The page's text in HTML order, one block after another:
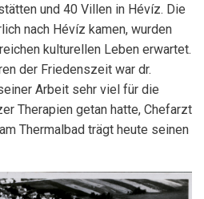
und 40 Villen in Hévíz. Die
nach Hévíz kamen, wurden
kulturellen Leben erwartet.
der Friedenszeit war dr.
Arbeit sehr viel für die
Therapien getan hatte, Chefarzt
Thermalbad trägt heute seinen